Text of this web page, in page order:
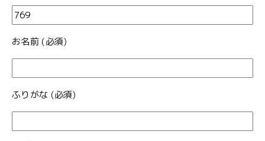
お名前 (必須)
ふりがな (必須)